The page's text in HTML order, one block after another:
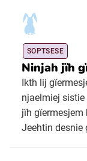
SOPTSESE
Ninjah jïh
Ikth lij
njaelmiej
jïh gïermesjem
Jeehtin desnie